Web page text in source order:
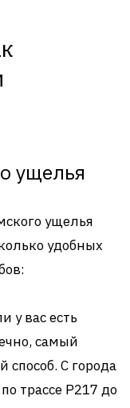
ущелья
ущелья
удобных
у вас есть
самый
С города
трассе Р217 до